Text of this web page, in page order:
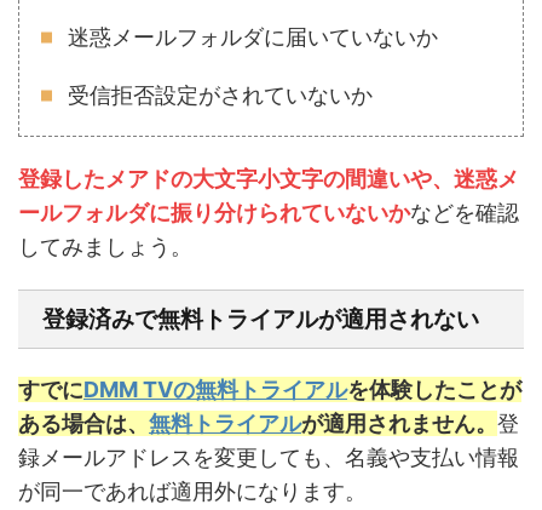
迷惑メールフォルダに届いていないか
受信拒否設定がされていないか
登録したメアドの大文字小文字の間違いや、迷惑メ
ールフォルダに振り分けられていないかなどを確認
してみましょう。
登録済みで無料トライアルが適用されない
すでにDMM TVの無料トライアルを体験したことが
ある場合は、 無料トライアルが適用されません。 登
録メールアドレスを変更しても、名義や支払い情報
が同一であれば適用外になります。